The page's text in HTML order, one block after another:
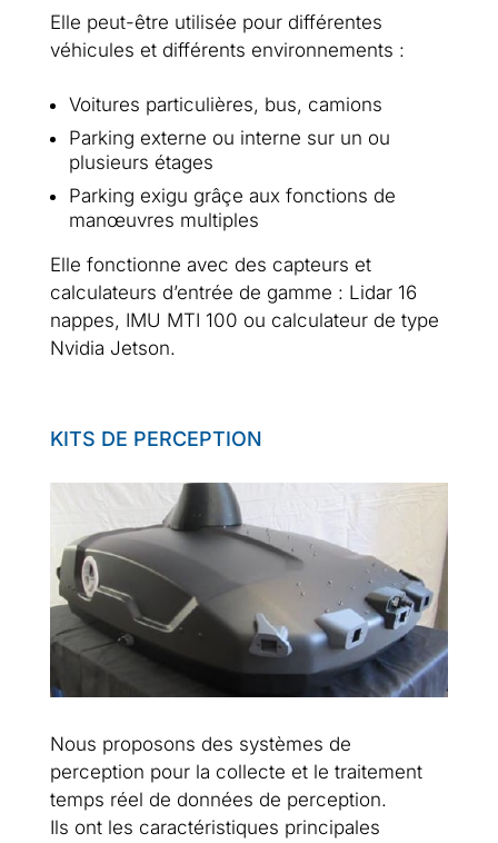
Elle peut-être utilisée pour différentes
véhicules et différents environnements :
Voitures particulières, bus, camions
Parking externe ou interne sur un ou
plusieurs étages
Parking exigu grâçe aux fonctions de
manœuvres multiples
Elle fonctionne avec des capteurs et
calculateurs d’entrée de gamme : Lidar 16
nappes, IMU MTI 100 ou calculateur de type
Nvidia Jetson.
KITS DE PERCEPTION
Nous proposons des systèmes de
perception pour la collecte et le traitement
temps réel de données de perception.
Ils ont les caractéristiques principales